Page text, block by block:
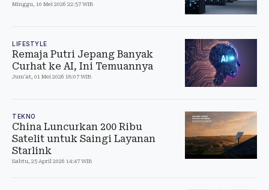
Minggu, 10 Mei 2026 22:57 WIB
LIFESTYLE
Remaja Putri Jepang Banyak
Curhat ke AI, Ini Temuannya
Jum'at, 01 Mei 2026 18:07 WIB
TEKNO
China Luncurkan 200 Ribu
Satelit untuk Saingi Layanan
Starlink
Sabtu, 25 April 2026 14:47 WIB